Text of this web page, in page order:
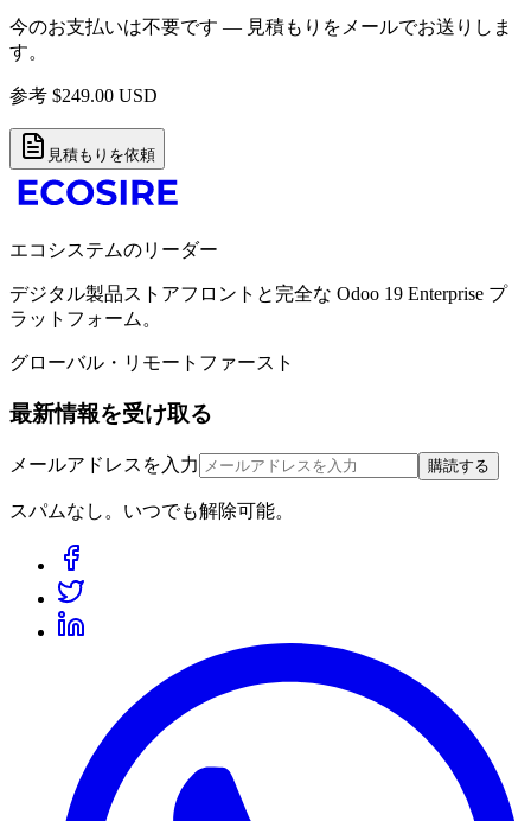
今のお支払いは不要です — 見積もりをメールでお送りしま
す。
参考 $249.00 USD
見積もりを依頼
エコシステムのリーダー
デジタル製品ストアフロントと完全な Odoo 19 Enterprise プ
ラットフォーム。
グローバル・リモートファースト
最新情報を受け取る
メールアドレスを入力 購読する
スパムなし。いつでも解除可能。